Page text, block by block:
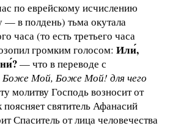
по еврейскому исчислению
в полдень) тьма окутала
часа (то есть третьего часа
громким голосом: Или́,
— что в переводе с
Боже Мой, Боже Мой! для чего
молитву Господь возносит от
святитель Афанасий
Спаситель от лица человечества